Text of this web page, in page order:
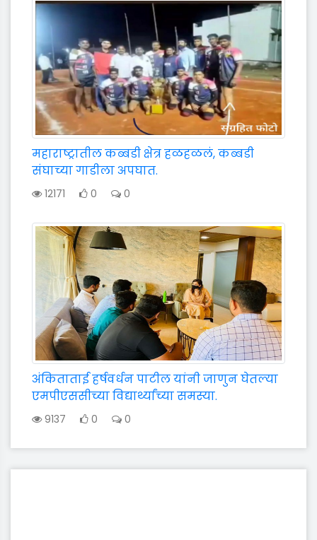
महाराष्ट्रातील कब्बडी क्षेत्र हळहळलं, कब्बडी
संघाच्या गाडीला अपघात.
12171 0 0
अंकिताताई हर्षवर्धन पाटील यांनी जाणुन घेतल्या
एमपीएससीच्या विद्यार्थ्यांच्या समस्या.
9137 0 0